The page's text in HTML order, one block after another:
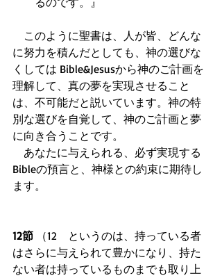
このように聖書は、人が皆、どんな
に努力を積んだとしても、神の選びな
くしては Bible&Jesusから神のご計画を
理解して、真の夢を実現させること
は、不可能だと説いています。神の特
別な選びを自覚して、神のご計画と夢
に向き合うことです。
あなたに与えられる、必ず実現する
Bibleの預言と、神様との約束に期待し
ます。
12節 （12　というのは、持っている者
はさらに与えられて豊かになり、持た
ない者は持っているものまでも取り上